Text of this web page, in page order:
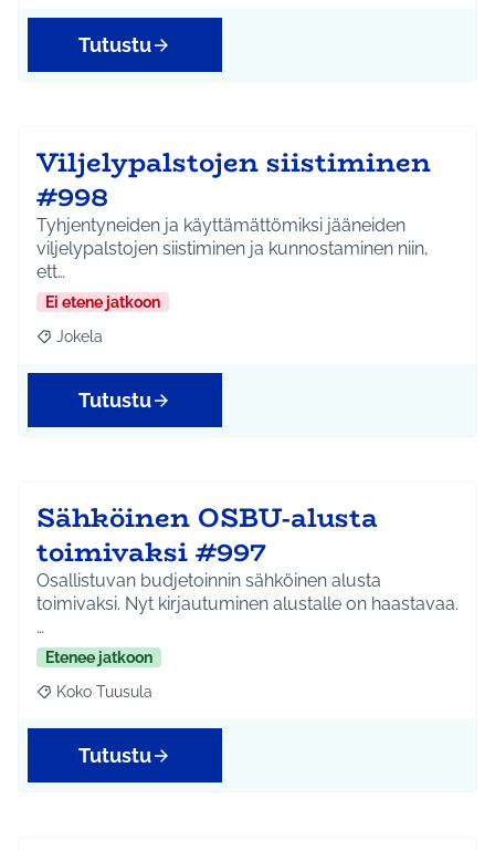
Tutustu
Viljelypalstojen siistiminen
#998
Tyhjentyneiden ja käyttämättömiksi jääneiden
viljelypalstojen siistiminen ja kunnostaminen niin,
ett…
Ei etene jatkoon
Rajaa tulokset aihepiirin mukaan: Jokela
Jokela
Tutustu
Sähköinen OSBU-alusta
toimivaksi #997
Osallistuvan budjetoinnin sähköinen alusta
toimivaksi. Nyt kirjautuminen alustalle on haastavaa.
…
Etenee jatkoon
Rajaa tulokset aihepiirin mukaan: Koko Tuusula
Koko Tuusula
Tutustu